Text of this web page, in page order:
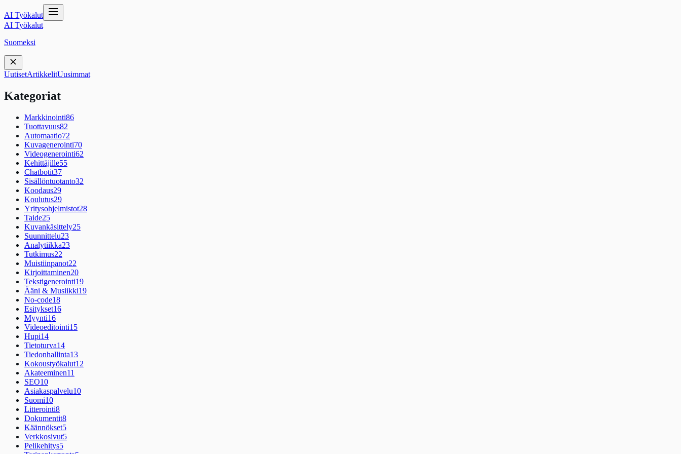
AI Työkalut
AI Työkalut
Suomeksi
UutisetArtikkelitUusimmat
Kategoriat
Markkinointi86
Tuottavuus82
Automaatio72
Kuvagenerointi70
Videogenerointi62
Kehittäjille55
Chatbotit37
Sisällöntuotanto32
Koodaus29
Koulutus29
Yritysohjelmistot28
Taide25
Kuvankäsittely25
Suunnittelu23
Analytiikka23
Tutkimus22
Muistiinpanot22
Kirjoittaminen20
Tekstigenerointi19
Ääni & Musiikki19
No-code18
Esitykset16
Myynti16
Videoeditointi15
Hupi14
Tietoturva14
Tiedonhallinta13
Kokoustyökalut12
Akateeminen11
SEO10
Asiakaspalvelu10
Suomi10
Litterointi8
Dokumentit8
Käännökset5
Verkkosivut5
Pelikehitys5